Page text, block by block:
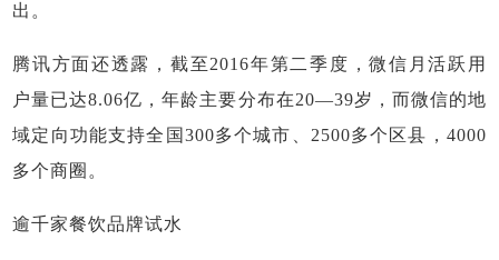
出。
腾讯方面还透露，截至2016年第二季度，微信月活跃用
户量已达8.06亿，年龄主要分布在20—39岁，而微信的地
域定向功能支持全国300多个城市、2500多个区县，4000
多个商圈。
逾千家餐饮品牌试水